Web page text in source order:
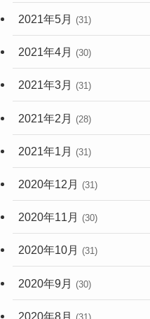
2021年5月 (31)
2021年4月 (30)
2021年3月 (31)
2021年2月 (28)
2021年1月 (31)
2020年12月 (31)
2020年11月 (30)
2020年10月 (31)
2020年9月 (30)
2020年8月